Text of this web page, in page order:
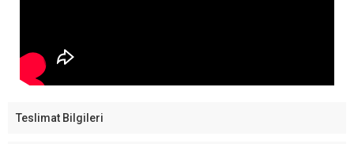
Teslimat Bilgileri